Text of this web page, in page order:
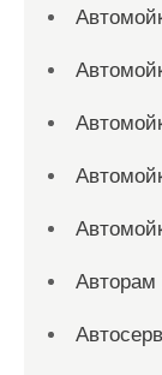
Авторам